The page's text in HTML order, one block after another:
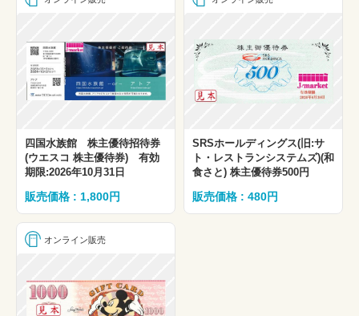
四国水族館 株主優待招待券
(ウエスコ 株主優待券) 有効
期限:2026年10月31日
販売価格 : 1,800円
SRSホールディングス(旧:サ
ト・レストランシステムズ)(和
食さと) 株主優待券500円
販売価格 : 480円
オンライン販売